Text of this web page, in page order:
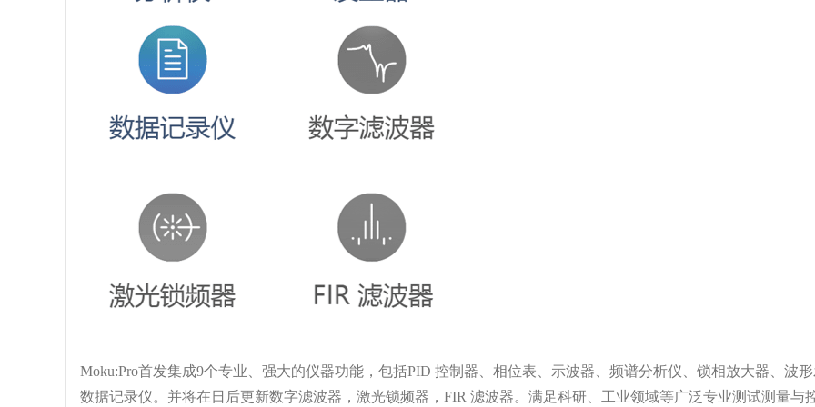
Moku:Pro首发集成9个专业、强大的仪器功能，包括PID 控制器、相位表、示波器、频谱分析仪、锁相放大器、波
数据记录仪。并将在日后更新数字滤波器，激光锁频器，FIR 滤波器。满足科研、工业领域等广泛专业测试测量与